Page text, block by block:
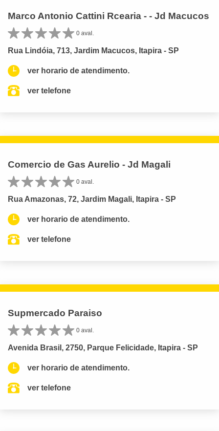
Marco Antonio Cattini Rcearia - - Jd Macucos
0 aval.
Rua Lindóia, 713, Jardim Macucos, Itapira - SP
ver horario de atendimento.
ver telefone
Comercio de Gas Aurelio - Jd Magali
0 aval.
Rua Amazonas, 72, Jardim Magali, Itapira - SP
ver horario de atendimento.
ver telefone
Supmercado Paraiso
0 aval.
Avenida Brasil, 2750, Parque Felicidade, Itapira - SP
ver horario de atendimento.
ver telefone